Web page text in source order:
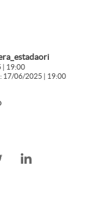
| 19:00
17/06/2025 | 19:00